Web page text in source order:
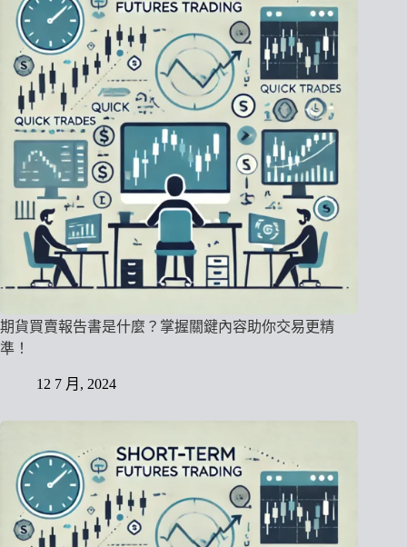
期貨買賣報告書是什麼？掌握關鍵內容助你交易更精
準！
12 7 月, 2024